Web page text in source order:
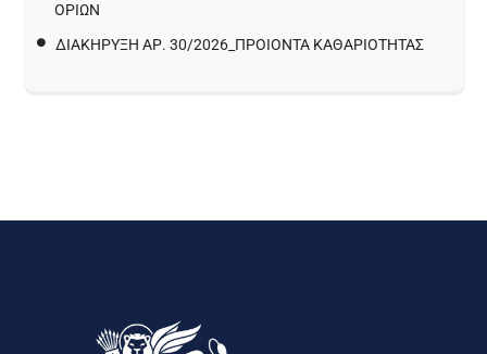
ΟΡΙΩΝ
ΔΙΑΚΉΡΥΞΗ ΑΡ. 30/2026_ΠΡΟΙΌΝΤΑ ΚΑΘΑΡΙΌΤΗΤΑΣ